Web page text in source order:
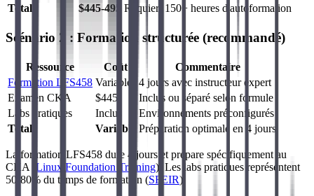
Total
$445-495 Requiert 150+ heures d'autoformation
Scénario 2 : Formation structurée (recommandé)
Ressource Coût
Commentaire
Formation LFS458 Variable
4 jours avec instructeur expert
Examen CKA
$445
Inclus ou séparé selon formule
Labs pratiques
Inclus
Environnements préconfigurés
Total
Variable Préparation optimale en 4 jours
La formation LFS458 dure 4 jours et prépare spécifiquement au
CKA (
Linux Foundation Training). Les labs pratiques représentent
50-80% du temps de formation (SFEIR).